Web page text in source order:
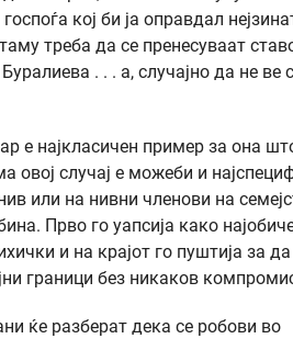
кој би ја оправдал
треба да се пренесуваат
. . . а, случајно да не ве
е најкласичен пример за она
овој случај е можеби и
или на нивни членови на
Прво го уапсија како
и на крајот го пуштија за
граници без никаков
ќе разберат дека се робови во